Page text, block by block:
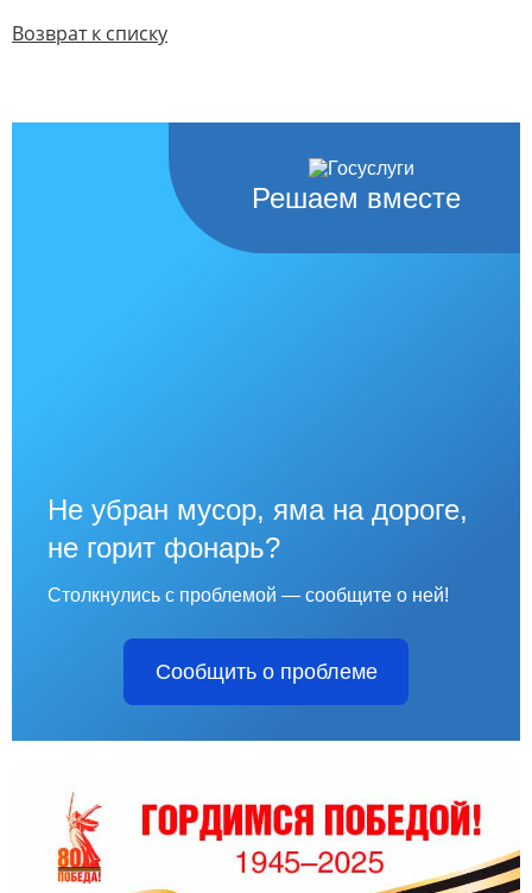
Возврат к списку
Решаем вместе
Не убран мусор, яма на дороге,
не горит фонарь?
Столкнулись с проблемой — сообщите о ней!
Сообщить о проблеме